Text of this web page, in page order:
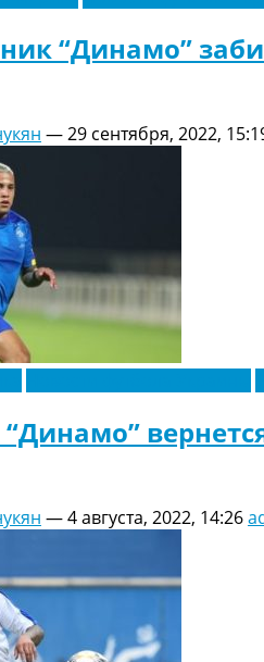
“Динамо”
—29 сентября, 2022,
—4 августа, 2022, 14:26